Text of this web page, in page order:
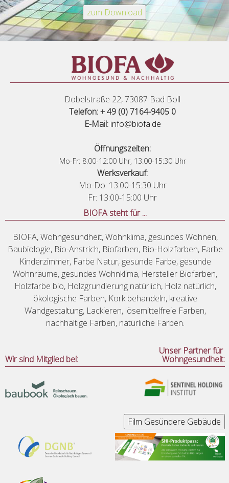
Dobelstraße 22, 73087 Bad Boll
Telefon: + 49 (0) 7164-9405 0
E-Mail: info@biofa.de
Öffnungszeiten:
Mo-Fr: 8:00-12:00 Uhr, 13:00-15:30 Uhr
Werksverkauf:
Mo-Do: 13:00-15:30 Uhr
Fr: 13:00-15:00 Uhr
BIOFA steht für ...
BIOFA, Wohngesundheit, Wohnklima, gesundes Wohnen,
Baubiologie, Bio-Anstrich, Biofarben, Bio-Holzfarben, Farbe
Kinderzimmer, Farbe Natur, gesunde Farbe, gesunde
Wohnräume, gesundes Wohnklima, Hersteller Biofarben,
Holzfarbe bio, Holzgrundierung natürlich, Holz natürlich,
ökologische Farben, Kork behandeln, kreative
Wandgestaltung, Lackieren, lösemittelfreie Farben,
nachhaltige Farben, natürliche Farben.
Wir sind Mitglied bei:
Unser Partner für
Wohngesundheit: